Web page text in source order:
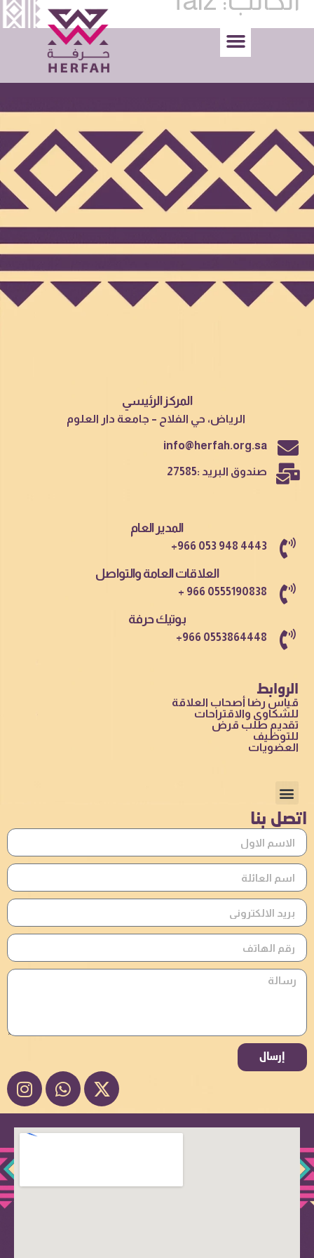
المركز الرئيسي
الرياض، حي الفلاح – جامعة دار العلوم
info@herfah.org.sa
صندوق البريد :27585
المدير العام
+966 053 948 4443
العلاقات العامة والتواصل
+ 966 0555190838
بوتيك حرفة
+966 0553864448
الروابط
قياس رضا أصحاب العلاقة
للشكاوى والاقتراحات
تقديم طلب قرض
للتوظيف
العضويات
اتصل بنا
إرسال